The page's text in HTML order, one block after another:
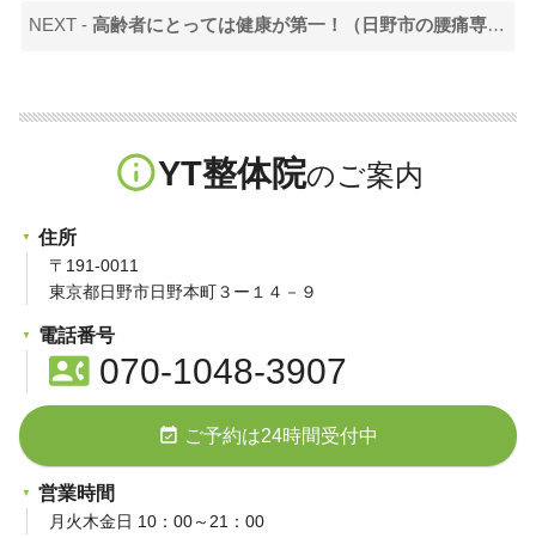
NEXT -高齢者にとっては健康が第一！（日野市の腰痛専門YT整体院）
info_outlineYT整体院
住所
〒191-0011
東京都日野市日野本町３ー１４－９
電話番号
contact_phone070-1048-3907
event_available ご予約は24時間受付中
営業時間
月火木金日 10：00～21：00